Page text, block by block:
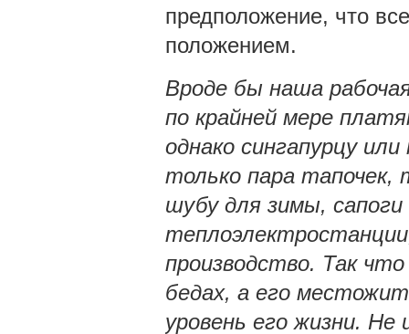
предположение, что
положением.
Вроде бы наша
по крайней мере
однако сингапурцу
только пара тапочек,
шубу для зимы,
производство. Так что
бедах, а его
уровень его жизни.